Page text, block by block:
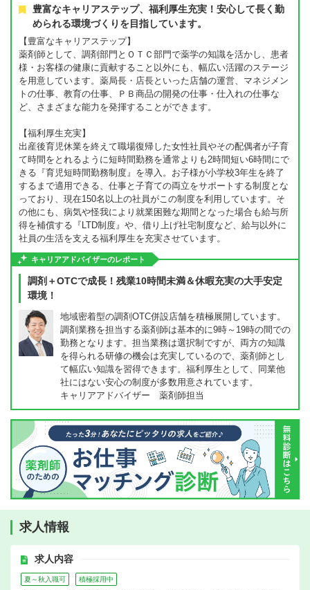
豊富なキャリアステップ、福利厚生充実！安心して長く勤
められる環境づくりを目指しています。
【豊富なキャリアステップ】
薬剤師として、調剤部門とＯＴＣ部門で薬学の知識を活かし、患者
様・お客様の健康に貢献すること以外にも、幅広い活躍のステージ
を用意しています。薬局長・店長といった店舗の運営、マネジメン
トの仕事、教育の仕事、ＰＢ商品の開発の仕事・仕入れの仕事な
ど、さまざまな能力を発揮することができます。
【福利厚生充実】
出産後育児休業を終えて職場復帰した女性社員やその配偶者が子育
て時間をとれるように短時間勤務を通常よりも2時間短い6時間にで
きる『育児短時間勤務制度』を導入。お子様が小学校3年生を終了
するまで適用できる、仕事と子育ての両立をサポートする制度とな
っており、現在150名以上の社員がこの制度を利用しています。そ
の他にも、病気や怪我により就業困難な期間となった場合も給与所
得を補償する『LTD制度』や、借り上げ社宅制度など、給与以外に
社員の生活を支える福利厚生を充実させています。
キャリアアドバイザーのレポート
調剤＋OTCで成長！残業10時間未満＆休暇充実の大手安定
環境！
地域密着型の調剤OTC併設店舗を積極展開しています。
調剤業務を担当する薬剤師は基本的に9時～19時の間での
勤務となります。担当業務は選択制ですが、両方の知識
を得られる研修の機会は充実しているので、薬剤師とし
て幅広い知識を習得できます。福利厚生として、同業他
社にはない安心の制度が多数用意されています。
キャリアアドバイザー 薬剤師担当
求人情報
求人内容
夏～秋入職可 積極採用中